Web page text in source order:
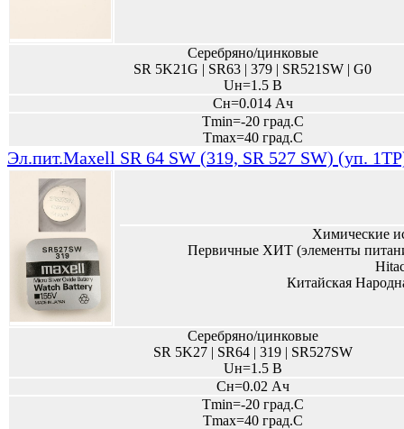
Серебряно/цинковые
SR 5K21G | SR63 | 379 | SR521SW | G0
Uн=1.5 В
Сн=0.014 Ач
Tmin=-20 град.С
Tmax=40 град.С
Эл.пит.Maxell SR 64 SW (319, SR 527 SW) (уп.
Химические
Первичные ХИТ (элементы
Китайская
Серебряно/цинковые
SR 5K27 | SR64 | 319 | SR527SW
Uн=1.5 В
Сн=0.02 Ач
Tmin=-20 град.С
Tmax=40 град.С